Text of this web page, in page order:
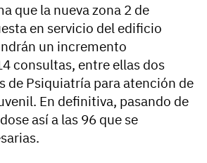
que la nueva zona 2 de
en servicio del edificio
un incremento
consultas, entre ellas dos
de Psiquiatría para atención de
En definitiva, pasando de
así a las 96 que se